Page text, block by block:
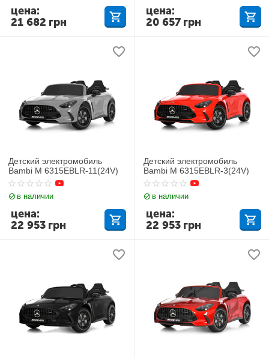
21 682 грн
цена:
20 657 грн
цена:
Детский электромобиль
Bambi M 6315EBLR-11(24V)
в наличии
22 953 грн
цена:
Детский электромобиль
Bambi M 6315EBLR-3(24V)
в наличии
22 953 грн
цена: